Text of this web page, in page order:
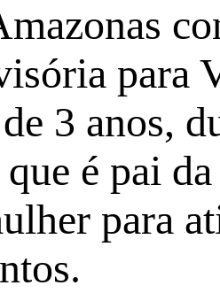
para
3 anos,
é pai
para